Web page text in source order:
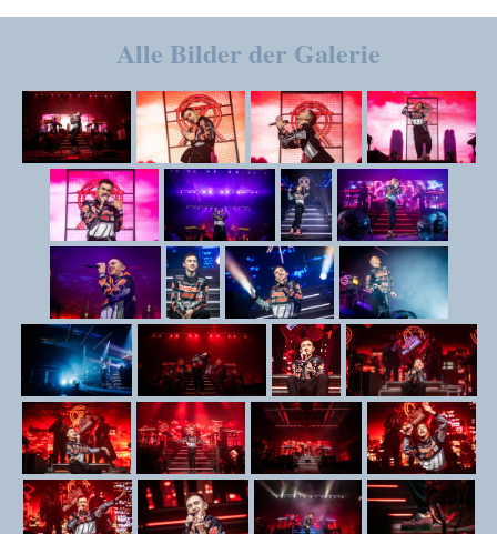
Alle Bilder der Galerie